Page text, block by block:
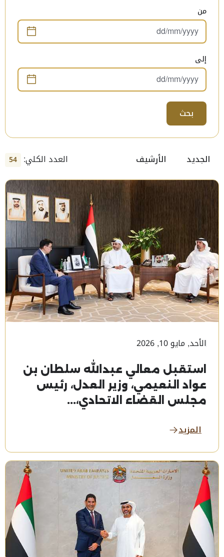
من
إلى
بحث
الجديد الأرشيف العدد الكلي: 54
الأحد, مايو 10, 2026
استقبل معالي عبدالله سلطان بن
عواد النعيمي، وزير العدل، رئيس
مجلس القضاء الاتحادي،...
المزيد